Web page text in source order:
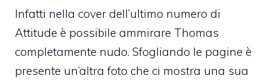
Infatti nella cover dell’ultimo numero di
Attitude è possibile ammirare Thomas
completamente nudo. Sfogliando le pagine è
presente un’altra foto che ci mostra una sua